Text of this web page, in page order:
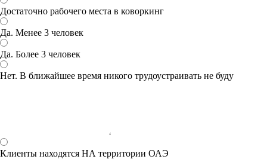
Достаточно рабочего места в коворкинг
Да. Менее 3 человек
Да. Более 3 человек
Нет. В ближайшее время никого трудоустраивать не буду
Клиенты находятся НА территории ОАЭ